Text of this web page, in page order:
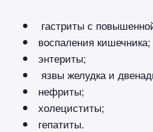
гастриты с
воспаления кишечника;
энтериты;
язвы желудка и
нефриты;
холециститы;
гепатиты.